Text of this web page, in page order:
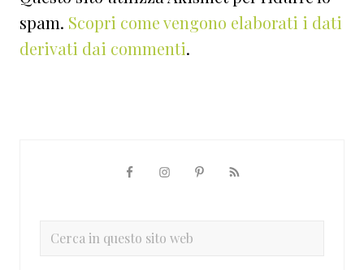
spam. Scopri come vengono elaborati i dati
derivati dai commenti.
primaria
Cerca